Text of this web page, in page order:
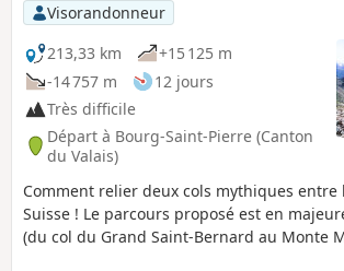
Visorandonneur
213,33 km
+15 125 m
-14 757 m
12 jours
Très difficile
Départ à Bourg-Saint-Pierre (Canton
du Valais)
Comment relier deux cols mythiques entre
Suisse ! Le parcours proposé est en
(du col du Grand Saint-Bernard au Monte